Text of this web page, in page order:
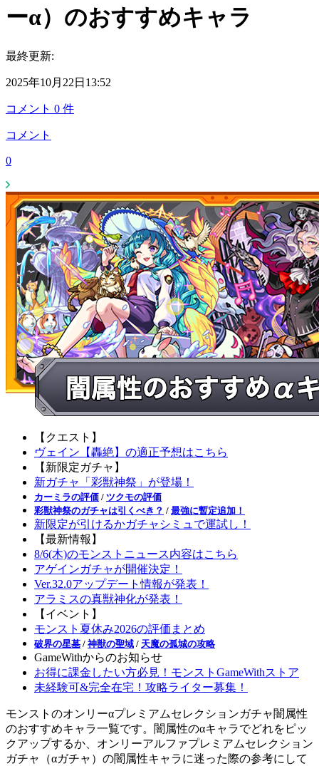
ーα）のおすすめキャラ
最終更新:
2025年10月22日13:52
コメント 0 件
コメント
0
【クエスト】
ヴェイン【轟絶】の適正予想はこちら
【新限定ガチャ】
新ガチャ「彩獣神祭」が登場！
カーミラの評価 / ツクモの評価
彩獣神祭のガチャは引くべき？ / 最強に暫定追加！
新限定が引けるかガチャシミュで運試し！
【最新情報】
8/6(木)のモンストニュース内容はこちら
アゲインガチャが開催決定！
Ver.32.0アップデート情報が発表！
アラミスの真獣神化が発表！
【イベント】
モンスト夏休み2026の評価まとめ
破界の星墓 / 神獣の聖域 / 天魔の孤城の攻略
GameWithからのお知らせ
お得に課金したい方必見！モンストGameWithストア
未経験可&完全在宅！攻略ライター募集！
モンストのオンリーαプレミアムセレクションガチャ闇属性
のおすすめキャラ一覧です。闇属性のαキャラでどれをピッ
クアップするか、オンリーアルファプレミアムセレクション
ガチャ（αガチャ）の闇属性キャラに迷った際の参考にして